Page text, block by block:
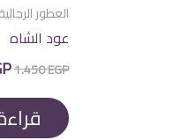
العطور الرجالية
عود الشاه
1.450EGP